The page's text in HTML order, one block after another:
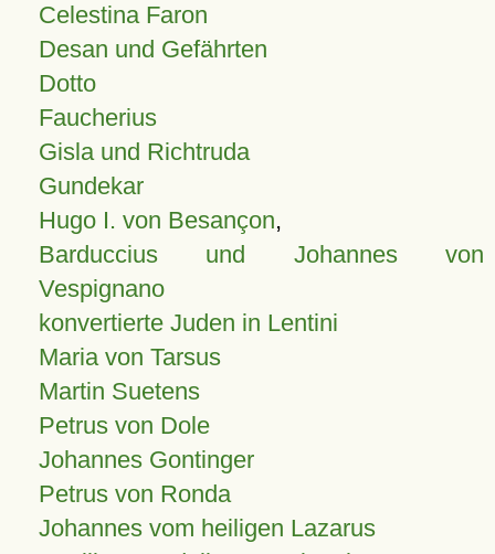
Celestina Faron
Desan und Gefährten
Dotto
Faucherius
Gisla und Richtruda
Gundekar
Hugo I. von Besançon,
Barduccius und Johannes von
Vespignano
konvertierte Juden in Lentini
Maria von Tarsus
Martin Suetens
Petrus von Dole
Johannes Gontinger
Petrus von Ronda
Johannes vom heiligen Lazarus